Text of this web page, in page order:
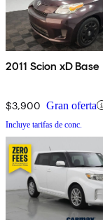
2011 Scion xD Base
$3,900 Gran oferta
Incluye tarifas de conc.